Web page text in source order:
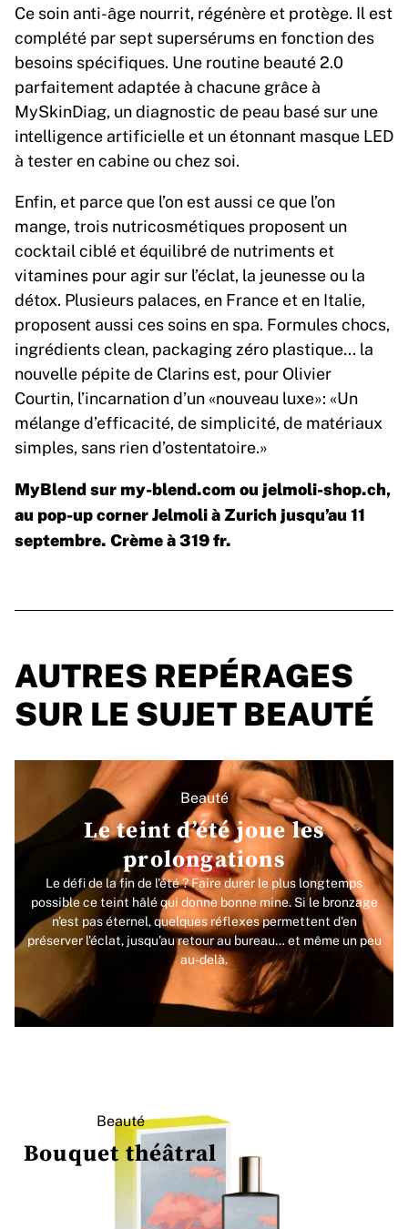
Ce soin anti-âge nourrit, régénère et protège. Il est
complété par sept supersérums en fonction des
besoins spécifiques. Une routine beauté 2.0
parfaitement adaptée à chacune grâce à
MySkinDiag, un diagnostic de peau basé sur une
intelligence artificielle et un étonnant masque LED
à tester en cabine ou chez soi.
Enfin, et parce que l’on est aussi ce que l’on
mange, trois nutricosmétiques proposent un
cocktail ciblé et équilibré de nutriments et
vitamines pour agir sur l’éclat, la jeunesse ou la
détox. Plusieurs palaces, en France et en Italie,
proposent aussi ces soins en spa. Formules chocs,
ingrédients clean, packaging zéro plastique… la
nouvelle pépite de Clarins est, pour Olivier
Courtin, l’incarnation d’un «nouveau luxe»: «Un
mélange d’efficacité, de simplicité, de matériaux
simples, sans rien d’ostentatoire.»
MyBlend sur my-blend.com ou jelmoli-shop.ch,
au pop-up corner Jelmoli à Zurich jusqu’au 11
septembre. Crème à 319 fr.
AUTRES REPÉRAGES
SUR LE SUJET BEAUTÉ
Beauté
Le teint d’été joue les
prolongations
Le défi de la fin de l'été ? Faire durer le plus longtemps
possible ce teint hâlé qui donne bonne mine. Si le bronzage
n'est pas éternel, quelques réflexes permettent d'en
préserver l'éclat, jusqu'au retour au bureau… et même un peu
au-delà.
Beauté
Bouquet théâtral